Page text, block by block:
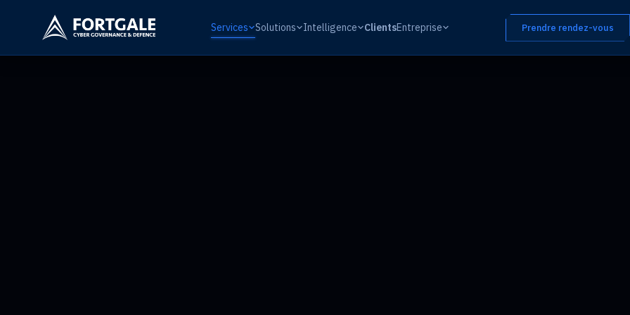
Services Solutions Intelligence ClientsEntreprise Prendre rendez-vous